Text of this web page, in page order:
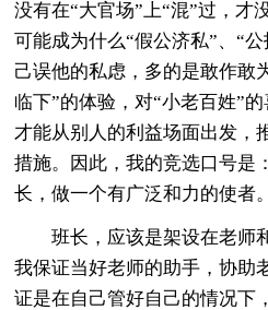
没有在“大官场”上“混”过，才
可能成为什么“假公济私”、“
己误他的私虑，多的是敢作敢
临下”的体验，对“小老百姓”
才能从别人的利益场面出发，
措施。因此，我的竞选口号是
长，做一个有广泛和力的使者。
班长，应该是架设在老师
我保证当好老师的助手，协助
证是在自己管好自己的情况下